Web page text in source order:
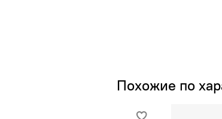
Похожие по